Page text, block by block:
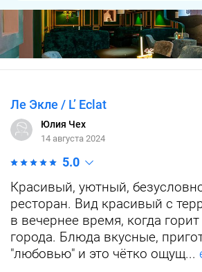
Ле Экле / L’ Eclat
Юлия Чех
14 августа 2024
5.0
Красивый, уютный,
ресторан. Вид красивый с
в вечернее время, когда
города. Блюда вкусные,
"любовью" и это чётко ощущ...